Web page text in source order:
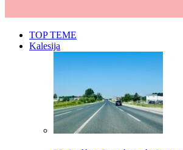
TOP TEME
Kalesija